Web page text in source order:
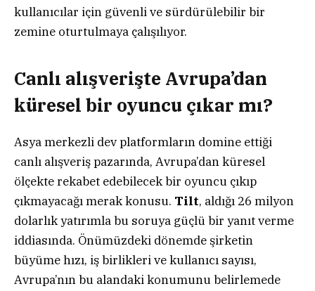
kullanıcılar için güvenli ve sürdürülebilir bir
zemine oturtulmaya çalışılıyor.
Canlı alışverişte Avrupa’dan
küresel bir oyuncu çıkar mı?
Asya merkezli dev platformların domine ettiği
canlı alışveriş pazarında, Avrupa’dan küresel
ölçekte rekabet edebilecek bir oyuncu çıkıp
çıkmayacağı merak konusu. Tilt, aldığı 26 milyon
dolarlık yatırımla bu soruya güçlü bir yanıt verme
iddiasında. Önümüzdeki dönemde şirketin
büyüme hızı, iş birlikleri ve kullanıcı sayısı,
Avrupa’nın bu alandaki konumunu belirlemede